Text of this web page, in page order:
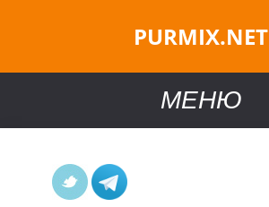
PURMIX.NET
МЕНЮ